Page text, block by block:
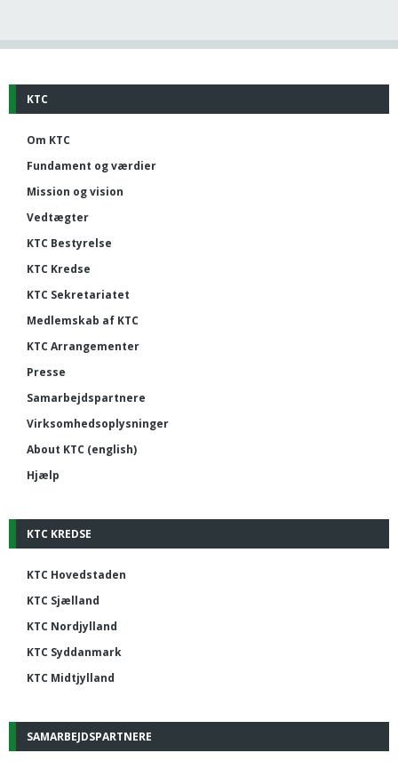
KTC
Om KTC
Fundament og værdier
Mission og vision
Vedtægter
KTC Bestyrelse
KTC Kredse
KTC Sekretariatet
Medlemskab af KTC
KTC Arrangementer
Presse
Samarbejdspartnere
Virksomhedsoplysninger
About KTC (english)
Hjælp
KTC KREDSE
KTC Hovedstaden
KTC Sjælland
KTC Nordjylland
KTC Syddanmark
KTC Midtjylland
SAMARBEJDSPARTNERE